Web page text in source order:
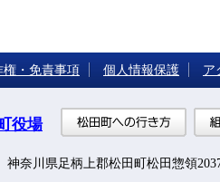
権・免責事項 個人情報保護 ア
役場 松田
奈川県足柄上郡松田町松田惣領